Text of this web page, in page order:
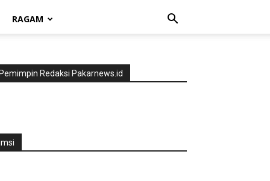
RAGAM
Pemimpin Redaksi Pakarnews.id